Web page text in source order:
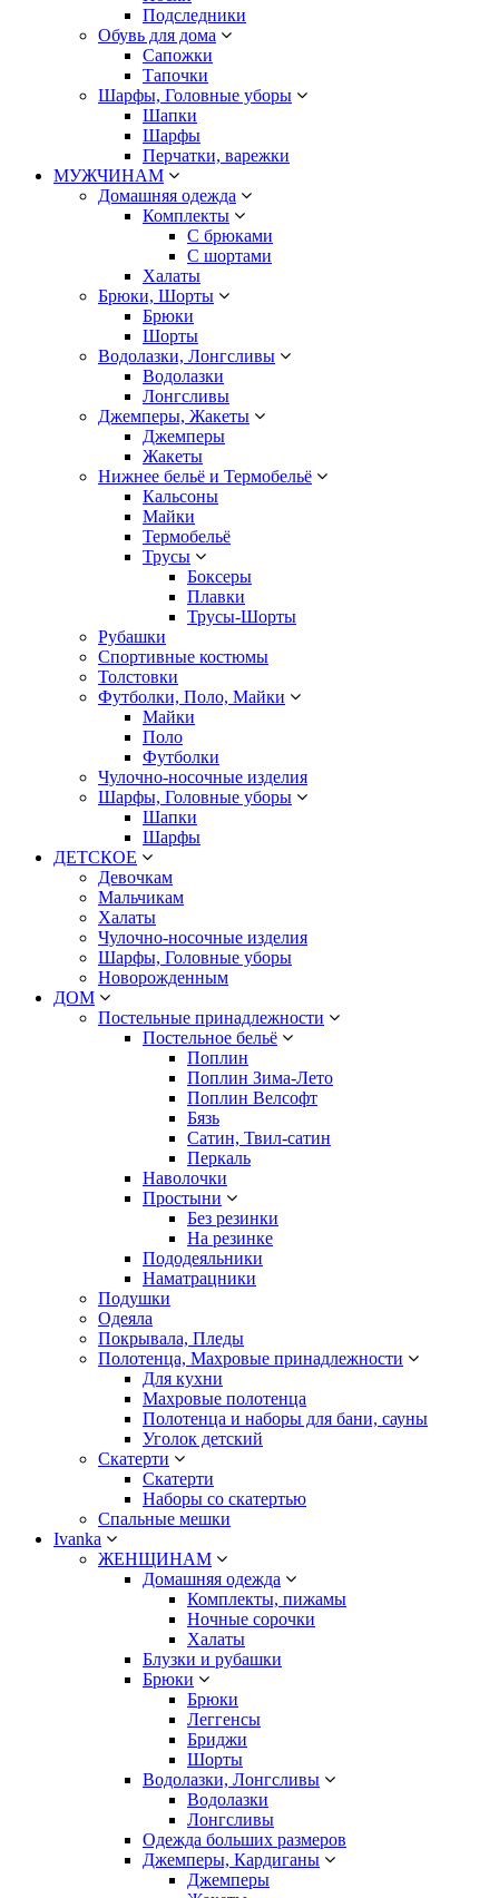
Подследники
Обувь для дома
Сапожки
Тапочки
Шарфы, Головные уборы
Шапки
Шарфы
Перчатки, варежки
МУЖЧИНАМ
Домашняя одежда
Комплекты
С брюками
С шортами
Халаты
Брюки, Шорты
Брюки
Шорты
Водолазки, Лонгсливы
Водолазки
Лонгсливы
Джемперы, Жакеты
Джемперы
Жакеты
Нижнее бельё и Термобельё
Кальсоны
Майки
Термобельё
Трусы
Боксеры
Плавки
Трусы-Шорты
Рубашки
Спортивные костюмы
Толстовки
Футболки, Поло, Майки
Майки
Поло
Футболки
Чулочно-носочные изделия
Шарфы, Головные уборы
Шапки
Шарфы
ДЕТСКОЕ
Девочкам
Мальчикам
Халаты
Чулочно-носочные изделия
Шарфы, Головные уборы
Новорожденным
ДОМ
Постельные принадлежности
Постельное бельё
Поплин
Поплин Зима-Лето
Поплин Велсофт
Бязь
Сатин, Твил-сатин
Перкаль
Наволочки
Простыни
Без резинки
На резинке
Пододеяльники
Наматрацники
Подушки
Одеяла
Покрывала, Пледы
Полотенца, Махровые принадлежности
Для кухни
Махровые полотенца
Полотенца и наборы для бани, сауны
Уголок детский
Скатерти
Скатерти
Наборы со скатертью
Спальные мешки
Ivanka
ЖЕНЩИНАМ
Домашняя одежда
Комплекты, пижамы
Ночные сорочки
Халаты
Блузки и рубашки
Брюки
Брюки
Леггенсы
Бриджи
Шорты
Водолазки, Лонгсливы
Водолазки
Лонгсливы
Одежда больших размеров
Джемперы, Кардиганы
Джемперы